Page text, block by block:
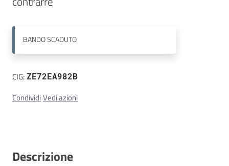
Contatti
BANDOSCADUTO
CIG:ZE72EA982B
CondividiVedi azioni
Descrizione